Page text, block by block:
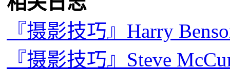
『摄影技巧』Harry
『摄影技巧』Steve